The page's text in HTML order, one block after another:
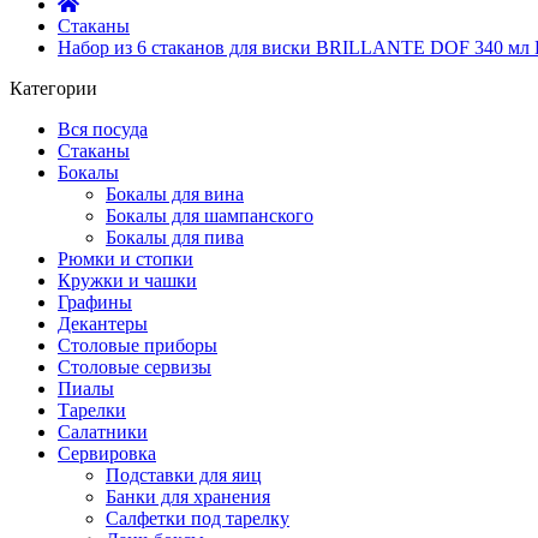
Стаканы
Набор из 6 стаканов для виски BRILLANTE DOF 340 мл
Категории
Вся посуда
Стаканы
Бокалы
Бокалы для вина
Бокалы для шампанского
Бокалы для пива
Рюмки и стопки
Кружки и чашки
Графины
Декантеры
Столовые приборы
Столовые сервизы
Пиалы
Тарелки
Салатники
Сервировка
Подставки для яиц
Банки для хранения
Салфетки под тарелку